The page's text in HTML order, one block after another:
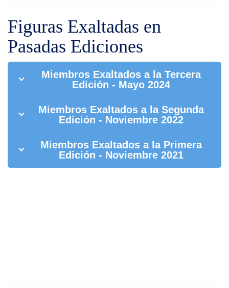
Figuras Exaltadas en
Pasadas Ediciones
Miembros Exaltados a la Tercera
Edición - Mayo 2024
Miembros Exaltados a la Segunda
Edición - Noviembre 2022
Miembros Exaltados a la Primera
Edición - Noviembre 2021